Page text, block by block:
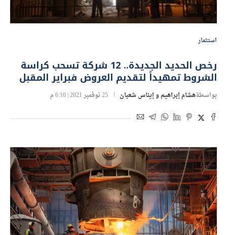
استثمار
رخص الحديد الجديدة.. 12 شركة تسحب كراسة
الشروط تمهيداً لتقديم العروض فبراير المقبل
بواسطةهشام إبراهيم و إيناس شعبان 25 نوفمبر 2021 | 6:10 م